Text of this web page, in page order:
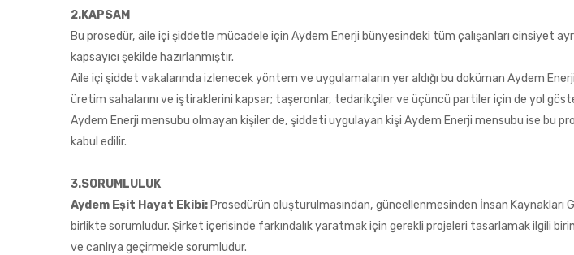
2.KAPSAM
Bu prosedür, aile içi şiddetle mücadele için Aydem Enerji bünyesindeki tüm çalışanları cinsiyet
kapsayıcı şekilde hazırlanmıştır.
Aile içi şiddet vakalarında izlenecek yöntem ve uygulamaların yer aldığı bu doküman Aydem
üretim sahalarını ve iştiraklerini kapsar; taşeronlar, tedarikçiler ve üçüncü partiler için de yol
Aydem Enerji mensubu olmayan kişiler de, şiddeti uygulayan kişi Aydem Enerji mensubu ise bu
kabul edilir.
3.SORUMLULUK
Aydem Eşit Hayat Ekibi: Prosedürün oluşturulmasından, güncellenmesinden İnsan Kaynakları
birlikte sorumludur. Şirket içerisinde farkındalık yaratmak için gerekli projeleri tasarlamak ilgili
ve canlıya geçirmekle sorumludur.